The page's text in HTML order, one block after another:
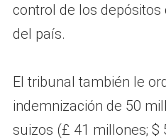
control de los
del país.
El tribunal también le
indemnización de 50
suizos (£ 41 millones;